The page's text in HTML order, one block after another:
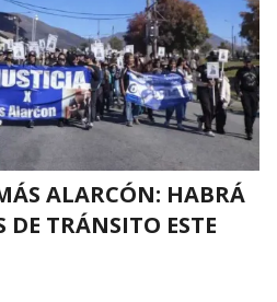
ALARCÓN: HABRÁ
DE TRÁNSITO ESTE